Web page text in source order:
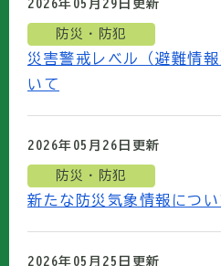
2026年05月29日 更新
防災・防犯
災害警戒レベル（避難情
いて
2026年05月26日 更新
防災・防犯
新たな防災気象情報につい
2026年05月25日 更新